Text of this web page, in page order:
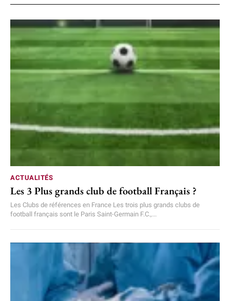
ACTUALITÉS
Les 3 Plus grands club de football Français ?
Les Clubs de références en France Les trois plus grands clubs de
football français sont le Paris Saint-Germain F.C.,...